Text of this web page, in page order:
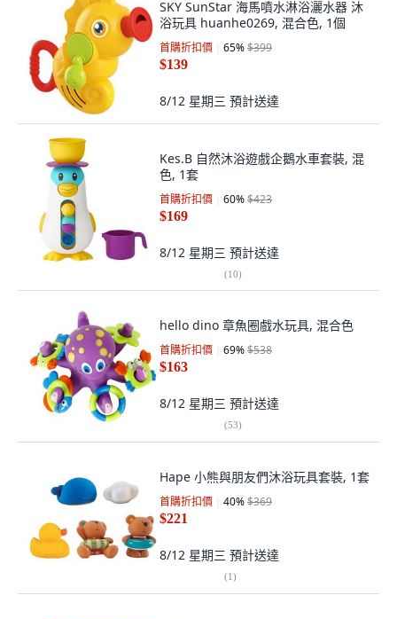
SKY SunStar 海馬噴水淋浴灑水器 沐
浴玩具 huanhe0269, 混合色, 1個
首購折扣價 65%$399
$139
8/12 星期三 預計送達
Kes.B 自然沐浴遊戲企鵝水車套裝, 混
色, 1套
首購折扣價 60%$423
$169
8/12 星期三 預計送達
(10)
hello dino 章魚圈戲水玩具, 混合色
首購折扣價 69%$538
$163
8/12 星期三 預計送達
(53)
Hape 小熊與朋友們沐浴玩具套裝, 1套
首購折扣價 40%$369
$221
8/12 星期三 預計送達
(1)